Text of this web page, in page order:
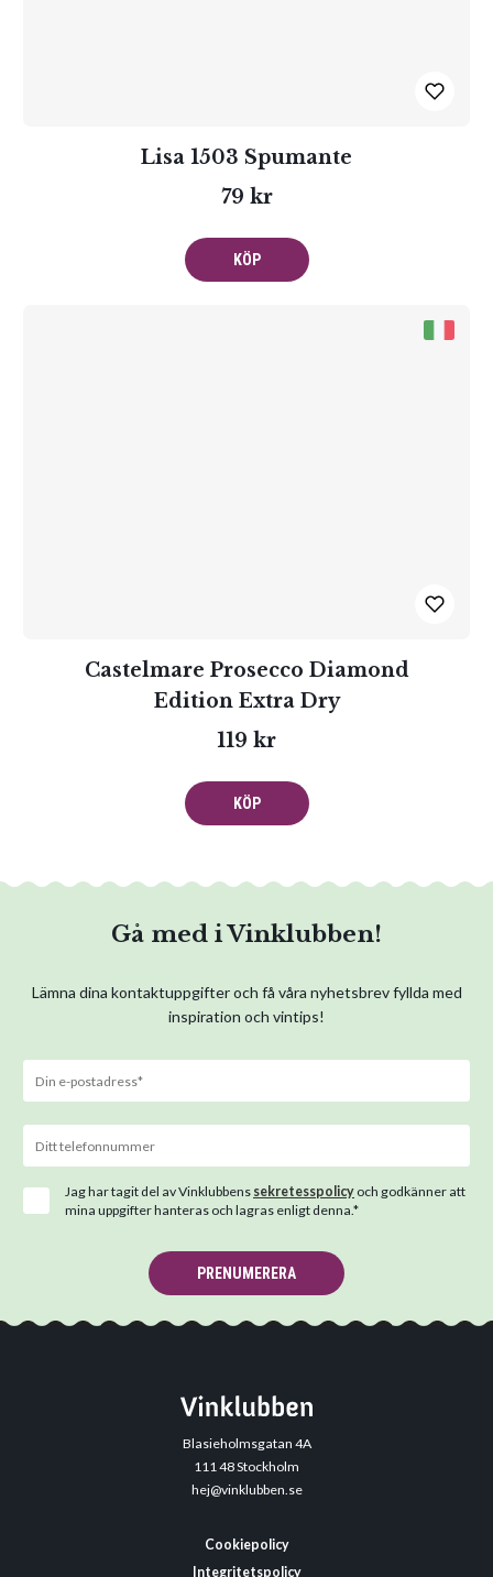
Lisa 1503 Spumante
79 kr
KÖP
Castelmare Prosecco Diamond
Edition Extra Dry
119 kr
KÖP
Gå med i Vinklubben!
Lämna dina kontaktuppgifter och få våra nyhetsbrev fyllda med
inspiration och vintips!
Jag har tagit del av Vinklubbens sekretesspolicy och godkänner att
mina uppgifter hanteras och lagras enligt denna.*
PRENUMERERA
Blasieholmsgatan 4A
111 48 Stockholm
hej@vinklubben.se
Cookiepolicy
Integritetspolicy